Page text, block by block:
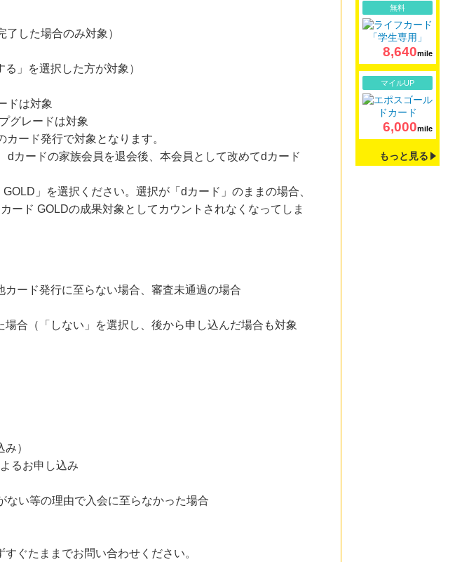
した場合のみ対象）
」を選択した方が対象）
ドは対象
グレードは対象
ード発行で対象となります。
カードの家族会員を退会後、本会員として改めてdカード
」を選択ください。選択が「dカード」のままの場合、
ード GOLDの成果対象としてカウントされなくなってしま
ード発行に至らない場合、審査未通過の場合
合（「しない」を選択し、後から申し込んだ場合も対象
）
るお申し込み
い等の理由で入会に至らなかった場合
ぐたままでお問い合わせください。
無料
8,640mile
マイルUP
6,000mile
もっと見る